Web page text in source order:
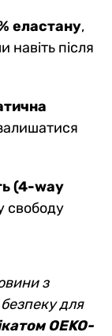
еластану,
після
(4-way
свободу
з
безпеку для
OEKO-